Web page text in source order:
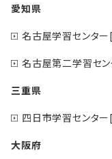
愛知県
名古屋学習センタ
名古屋第二学習セ
三重県
四日市学習センタ
大阪府